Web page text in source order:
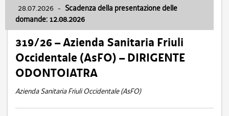
28.07.2026 - Scadenza della presentazione delle
domande: 12.08.2026
319/26 – Azienda Sanitaria Friuli
Occidentale (AsFO) – DIRIGENTE
ODONTOIATRA
Azienda Sanitaria Friuli Occidentale (AsFO)